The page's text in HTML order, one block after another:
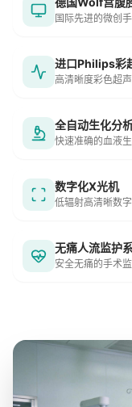
国际先进的微创
进口Philips彩
高清晰度彩色超
全自动生化分
快速准确的血液
数字化X光机
低辐射高清晰数
无痛人流监护
安全无痛的手术